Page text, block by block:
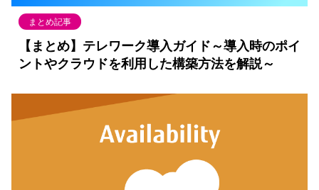
まとめ記事
【まとめ】テレワーク導入ガイド～導入時のポイ
ントやクラウドを利用した構築方法を解説～